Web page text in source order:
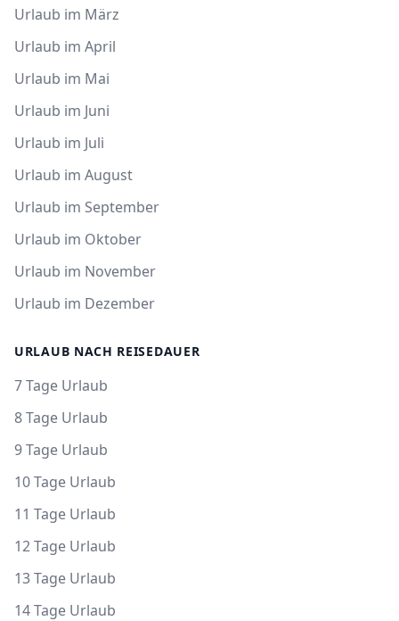
Urlaub im März
Urlaub im April
Urlaub im Mai
Urlaub im Juni
Urlaub im Juli
Urlaub im August
Urlaub im September
Urlaub im Oktober
Urlaub im November
Urlaub im Dezember
URLAUB NACH REISEDAUER
7 Tage Urlaub
8 Tage Urlaub
9 Tage Urlaub
10 Tage Urlaub
11 Tage Urlaub
12 Tage Urlaub
13 Tage Urlaub
14 Tage Urlaub